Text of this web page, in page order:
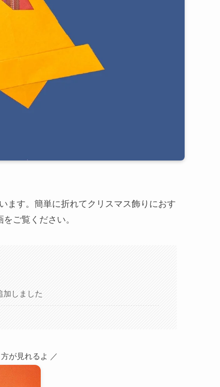
ます。簡単に折れてクリスマス飾りにおす
ご覧ください。
加しました
が見れるよ ／